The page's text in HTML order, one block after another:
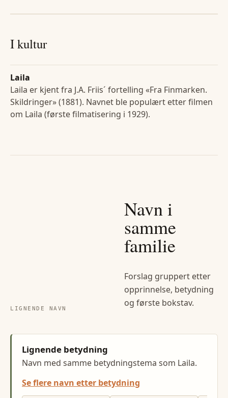
I kultur
Laila
Laila er kjent fra J.A. Friis´ fortelling «Fra Finmarken.
Skildringer» (1881). Navnet ble populært etter filmen
om Laila (første filmatisering i 1929).
LIGNENDE NAVN
Navn i
samme
familie
Forslag gruppert etter
opprinnelse, betydning
og første bokstav.
Lignende betydning
Navn med samme betydningstema som Laila.
Se flere navn etter betydning